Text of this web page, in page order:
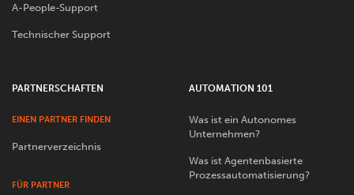
A-People-Support
Technischer Support
PARTNERSCHAFTEN
EINEN PARTNER FINDEN
Partnerverzeichnis
FÜR PARTNER
AUTOMATION 101
Was ist ein Autonomes
Unternehmen?
Was ist Agentenbasierte
Prozessautomatisierung?